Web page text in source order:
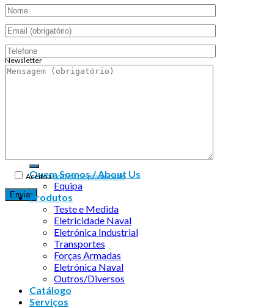
Aceito apolítica de privacidade
Newsletter
Endereço de email:
Quem Somos / About Us
Equipa
Produtos
Teste e Medida
Eletricidade Naval
Eletrónica Industrial
Transportes
Forças Armadas
Eletrónica Naval
Outros/Diversos
Catálogo
Serviços